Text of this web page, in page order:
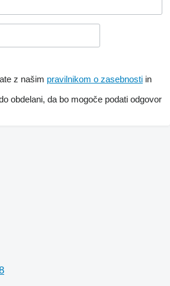
z našim pravilnikom o zasebnosti in
obdelani, da bo mogoče podati odgovor